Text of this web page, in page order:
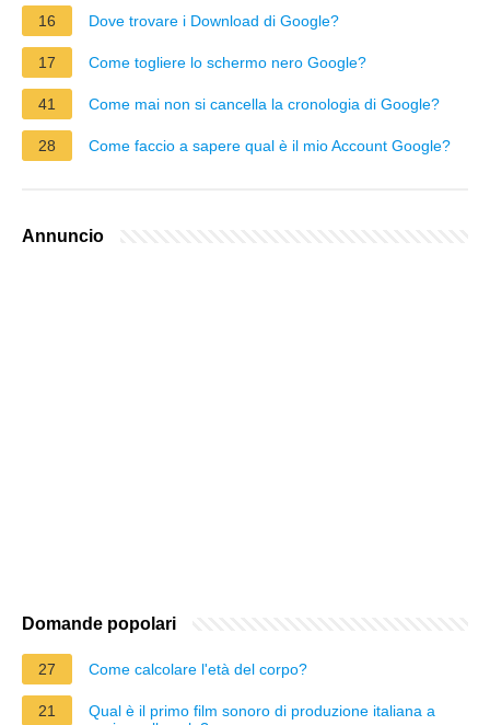
16 Dove trovare i Download di Google?
17 Come togliere lo schermo nero Google?
41 Come mai non si cancella la cronologia di Google?
28 Come faccio a sapere qual è il mio Account Google?
Annuncio
Domande popolari
27 Come calcolare l'età del corpo?
21
Qual è il primo film sonoro di produzione italiana a